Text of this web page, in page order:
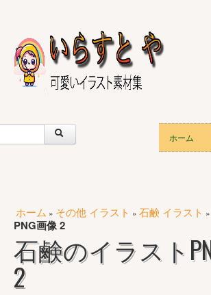
ホーム
ホーム » その他 イラスト » 石鹸 イラスト »
PNG画像 2
石鹸のイラスト
2